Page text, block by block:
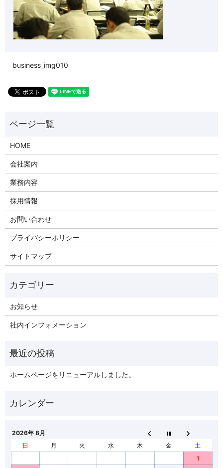
business_img010
HOME
会社案内
業務内容
採用情報
お問い合わせ
プライバシーポリシー
サイトマップ
お知らせ
社内インフォメーション
ホームページをリニューアルしました。
2026年 8月
日
月 火 水 木 金
土
1